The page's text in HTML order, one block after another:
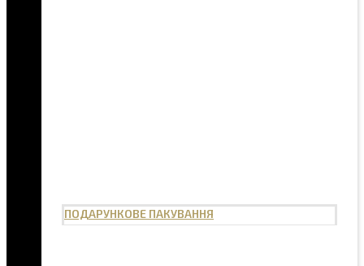
ПОДАРУНКОВЕ ПАКУВАННЯ